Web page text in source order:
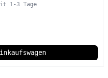
1-3 Tage